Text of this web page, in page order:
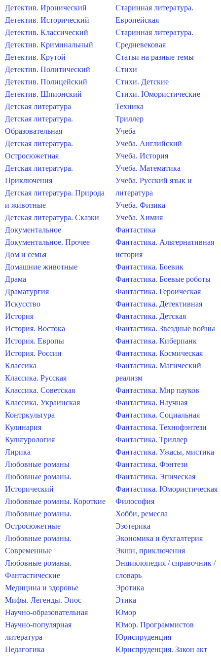
Детектив. Иронический
Детектив. Исторический
Детектив. Классический
Детектив. Криминальный
Детектив. Крутой
Детектив. Политический
Детектив. Полицейский
Детектив. Шпионский
Детская литература
Детская литература.
Образовательная
Детская литература.
Остросюжетная
Детская литература.
Приключения
Детская литература. Природа
и животные
Детская литература. Сказки
Документальное
Документальное. Прочее
Дом и семья
Домашние животные
Драма
Драматургия
Искусство
История
История. Востока
История. Европы
История. России
Классика
Классика. Русская
Классика. Советская
Классика. Украинская
Контркультура
Кулинария
Культурология
Лирика
Любовные романы
Любовные романы.
Исторический
Любовные романы. Короткие
Любовные романы.
Остросюжетные
Любовные романы.
Современные
Любовные романы.
Фантастические
Медицина и здоровье
Мифы. Легенды. Эпос
Научно-образовательная
Научно-популярная
литература
Педагогика
Старинная литература.
Европейская
Старинная литература.
Средневековая
Статьи на разные темы
Стихи
Стихи. Детские
Стихи. Юмористические
Техника
Триллер
Учеба
Учеба. Английский
Учеба. История
Учеба. Математика
Учеба. Русский язык и
литература
Учеба. Физика
Учеба. Химия
Фантастика
Фантастика. Альтернативная
история
Фантастика. Боевик
Фантастика. Боевые роботы
Фантастика. Героическая
Фантастика. Детективная
Фантастика. Детская
Фантастика. Звездные войны
Фантастика. Киберпанк
Фантастика. Космическая
Фантастика. Магический
реализм
Фантастика. Мир пауков
Фантастика. Научная
Фантастика. Социальная
Фантастика. Технофэнтези
Фантастика. Триллер
Фантастика. Ужасы, мистика
Фантастика. Фэнтези
Фантастика. Эпическая
Фантастика. Юмористическая
Философия
Хобби, ремесла
Эзотерика
Экономика и бухгалтерия
Экшн, приключения
Энциклопедия / справочник /
словарь
Эротика
Этика
Юмор
Юмор. Программистов
Юриспруденция
Юриспруденция. Закон акт